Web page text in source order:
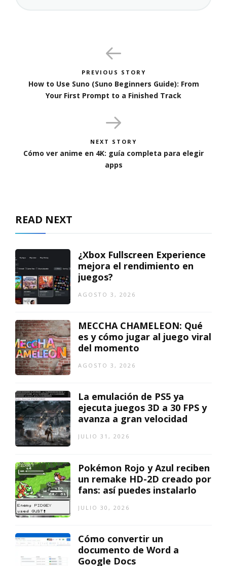
PREVIOUS STORY
How to Use Suno (Suno Beginners Guide): From
Your First Prompt to a Finished Track
NEXT STORY
Cómo ver anime en 4K: guía completa para elegir
apps
READ NEXT
¿Xbox Fullscreen Experience
mejora el rendimiento en
juegos?
AGOSTO 3, 2026
MECCHA CHAMELEON: Qué
es y cómo jugar al juego viral
del momento
AGOSTO 3, 2026
La emulación de PS5 ya
ejecuta juegos 3D a 30 FPS y
avanza a gran velocidad
JULIO 31, 2026
Pokémon Rojo y Azul reciben
un remake HD-2D creado por
fans: así puedes instalarlo
JULIO 30, 2026
Cómo convertir un
documento de Word a
Google Docs